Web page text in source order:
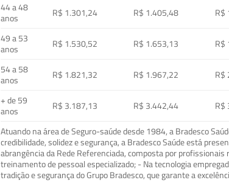
44 a 48
anos
R$ 1.301,24 R$ 1.405,48 R$
49 a 53
anos
R$ 1.530,52 R$ 1.653,13 R$
54 a 58
anos
R$ 1.821,32 R$ 1.967,22 R$
+ de 59
anos
R$ 3.187,13 R$ 3.442,44 R$
Atuando na área de Seguro-saúde desde 1984, a Bradesco
credibilidade, solidez e segurança, a Bradesco Saúde está
abrangência da Rede Referenciada, composta por
treinamento de pessoal especializado; - Na tecnologia
tradição e segurança do Grupo Bradesco, que garante a